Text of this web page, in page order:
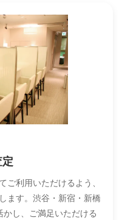
利用いただけるよう、
ます。渋谷・新宿・新橋
し、ご満足いただける